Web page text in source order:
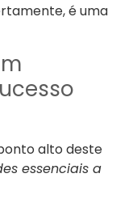
é uma
alto deste
essenciais a